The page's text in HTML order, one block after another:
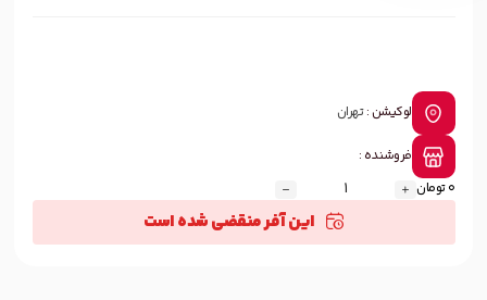
لوکیشن :تهران
فروشنده :
0 تومان
این آفر منقضی شده است